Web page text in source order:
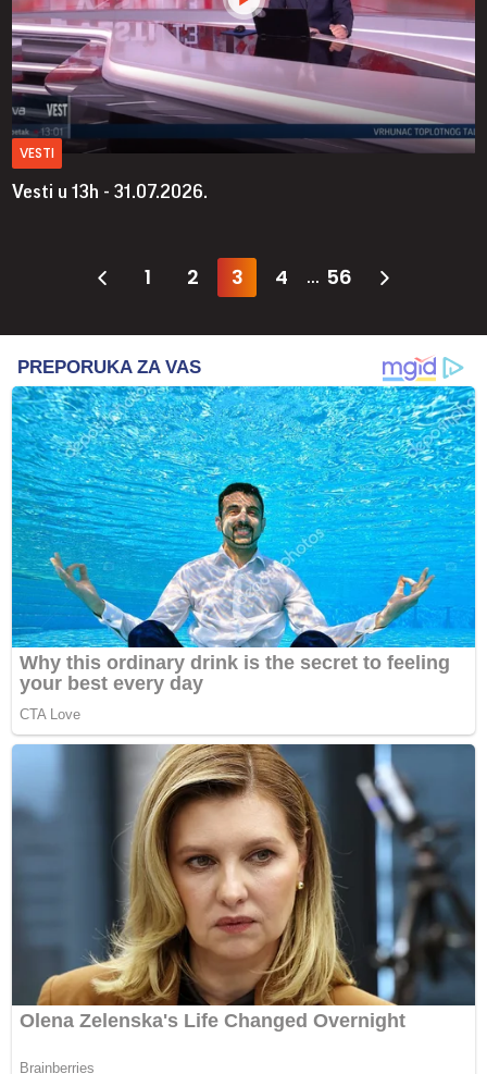
VESTI
Vesti u 13h - 31.07.2026.
1 2 3 4 ... 56